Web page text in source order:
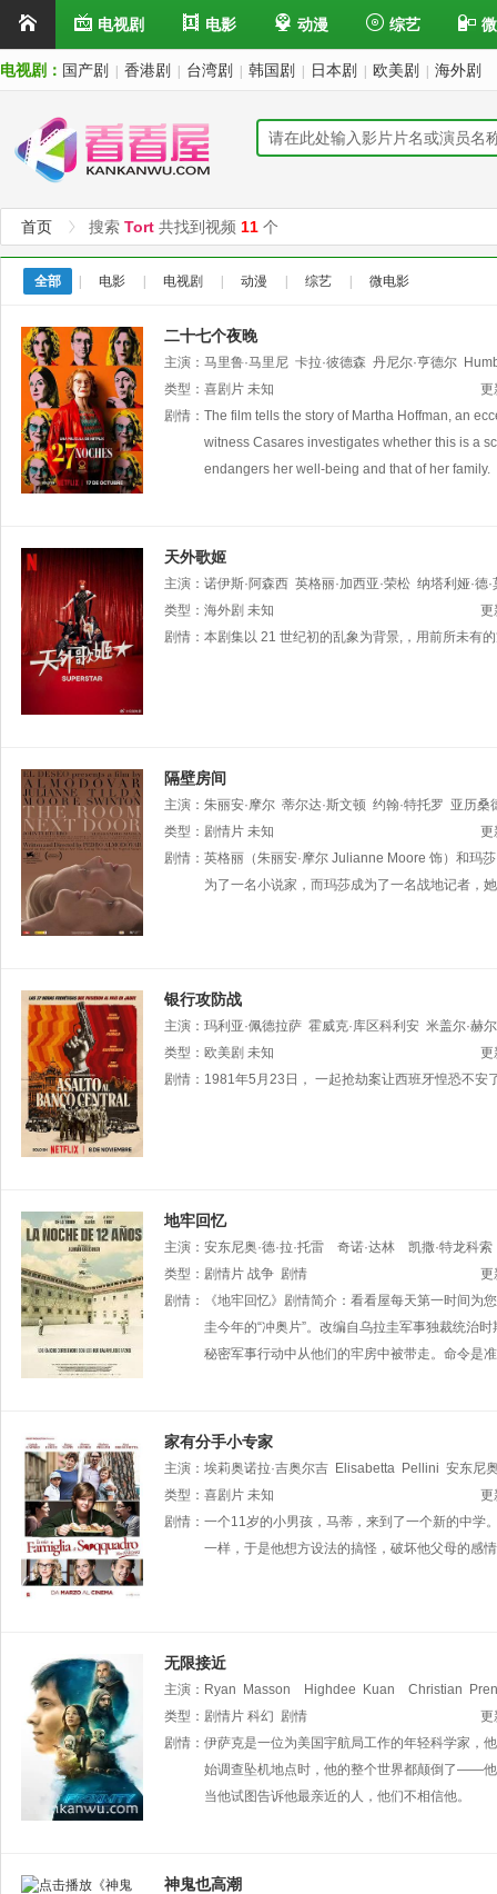
电视剧 电影 动漫 综艺
电视剧： 国产剧 香港剧 台湾剧 韩国剧 日本剧 欧美剧 海外剧
首页 搜索 Tort 共找到视频 11 个
全部 电影 电视剧 动漫 综艺 微电影
二十七个夜晚
主演： 马里鲁·马里尼 卡拉·彼德森 丹尼尔·亨德尔
类型： 喜剧片 未知
更
剧情： The film tells the story of Martha Hoffman, an
witness Casares investigates whether this is a
endangers her well-being and that of her family.
天外歌姬
主演： 诺伊斯·阿森西 英格丽·加西亚·荣松 纳塔利娅·德
Gurruchaga
奥斯卡·拉托依雷 Vázquez
类型： 海外剧 未知
更
剧情： 本剧集以 21 世纪初的乱象为背景,，用前所未有
隔壁房间
主演： 朱丽安·摩尔 蒂尔达·斯文顿 约翰·特托罗 亚历桑
Francesc Tort Sarah
类型： 剧情片 未知
更
剧情： 英格丽（朱丽安·摩尔 Julianne Moore 饰）和玛
为了一名小说家，而玛莎成为了一名战地记者，
银行攻防战
主演： 玛利亚·佩德拉萨 霍威克·库区科利安 米盖尔·赫
Villarrubia Rafael Tort
类型： 欧美剧 未知
更
剧情： 1981年5月23日， 一起抢劫案让西班牙惶恐不安
地牢回忆
主演： 安东尼奥·德·拉·托雷 奇诺·达林
凯撒·特龙科索
Nidia
Telles Álvaro Armand
类型： 剧情片 战争 剧情
更
剧情：
《地牢回忆》剧情简介：看看屋每天第一时间
圭今年的“冲奥片”。改编自乌拉圭军事独裁统治
秘密军事行动中从他们的牢房中被带走。命令是
家有分手小专家
主演： 埃莉奥诺拉·吉奥尔吉 Elisabetta Pellini 安东尼
Deodato 比安卡·纳皮 Caprio
类型： 喜剧片 未知
更
剧情： 一个11岁的小男孩，马蒂，来到了一个新的中学
一样，于是他想方设法的搞怪，破坏他父母的感
无限接近
主演： Ryan Masson Highdee Kuan Christian
Pamela Holt 杰夫·戴维斯
类型： 剧情片 科幻 剧情
更
剧情： 伊萨克是一位为美国宇航局工作的年轻科学家，
始调查坠机地点时，他的整个世界都颠倒了——
当他试图告诉他最亲近的人，他们不相信他。
神鬼也高潮